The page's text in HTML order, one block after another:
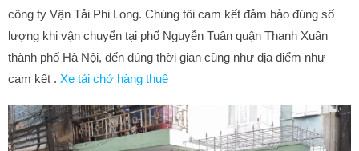
công ty Vận Tải Phi Long. Chúng tôi cam kết đảm bảo đúng số
lượng khi vận chuyển tại phố Nguyễn Tuân quận Thanh Xuân
thành phố Hà Nội, đến đúng thời gian cũng như địa điểm như
cam kết . Xe tải chở hàng thuê